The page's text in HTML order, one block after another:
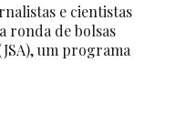
e cientistas
ronda de bolsas
um programa